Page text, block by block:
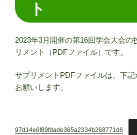
ト
2023年3月開催の第16回学会大会の
リメント（PDFファイル）です。
サプリメントPDFファイルは、下
お願いします。
97d14e6f89fdade365a2334b268771d6